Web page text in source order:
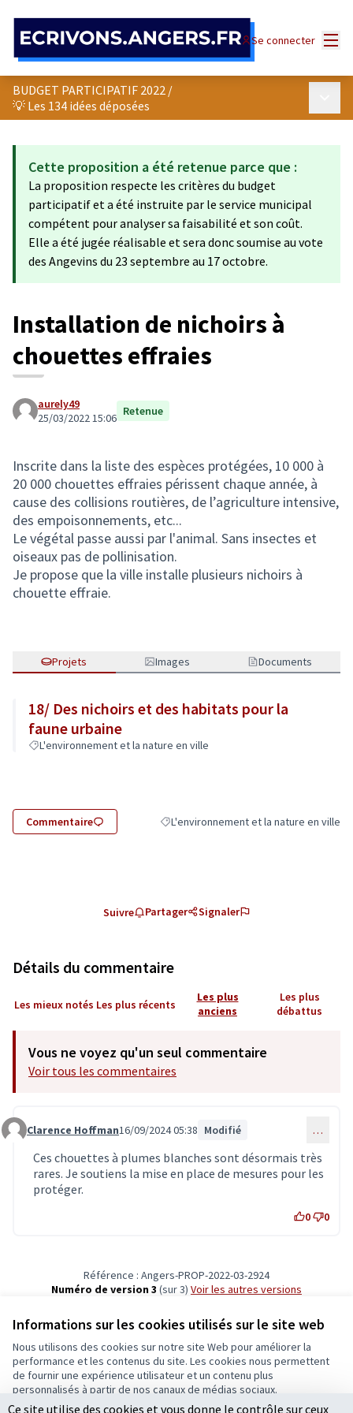
Informations sur les cookies utilisés sur le site web
Nous utilisons des cookies sur notre site Web pour améliorer la
performance et les contenus du site. Les cookies nous permettent
de fournir une expérience utilisateur et un contenu plus
personnalisés à partir de nos canaux de médias sociaux.
Tout accepter
Se connecter
BUDGET PARTICIPATIF 2022 /
💡 Les 134 idées déposées
Cette proposition a été retenue parce que :
La proposition respecte les critères du budget
participatif et a été instruite par le service municipal
compétent pour analyser sa faisabilité et son coût.
Elle a été jugée réalisable et sera donc soumise au vote
des Angevins du 23 septembre au 17 octobre.
Installation de nichoirs à
chouettes effraies
aurely49
25/03/2022 15:06 Retenue
Inscrite dans la liste des espèces protégées, 10 000 à
20 000 chouettes effraies périssent chaque année, à
cause des collisions routières, de l’agriculture intensive,
des empoisonnements, etc...
Le végétal passe aussi par l'animal. Sans insectes et
oiseaux pas de pollinisation.
Je propose que la ville installe plusieurs nichoirs à
chouette effraie.
Projets Images Documents
18/ Des nichoirs et des habitats pour la
faune urbaine
L'environnement et la nature en ville
Commentaire Filtrer les résultats de la catégorie :
L'environnement et la nature en ville
Suivre Partager Signaler
Détails du commentaire
Les mieux notés Les plus récents
Les plus
anciens
Les plus
débattus
Vous ne voyez qu'un seul commentaire
Voir tous les commentaires
Commentaire 7003
Clarence Hoffman16/09/2024 05:38 Modifié …
Ces chouettes à plumes blanches sont désormais très
rares. Je soutiens la mise en place de mesures pour les
protéger.
0 0
Référence : Angers-PROP-2022-03-2924
Numéro de version 3 (sur 3)
voir les autres versions
Conditions d'utilisation
Paramètres des cookies
Ecrivons Angers sur X
(Lien externe)
Ecrivons Angers sur Facebook
(Lien externe)
Ce site utilise des cookies et vous donne le contrôle sur ceux